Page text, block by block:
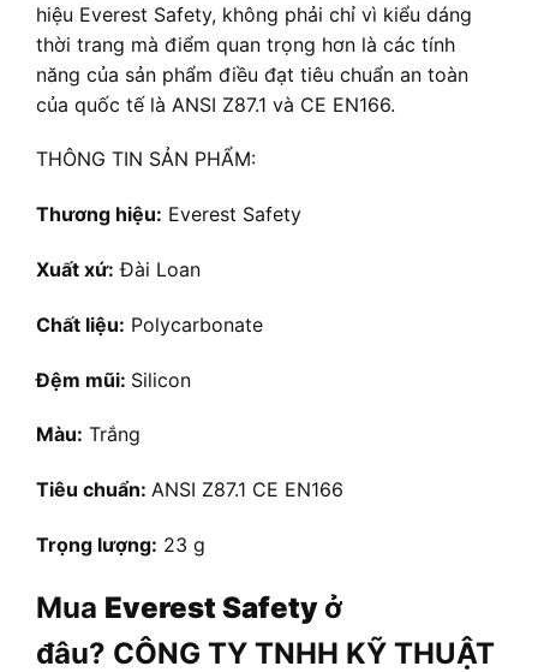
hiệu Everest Safety, không phải chỉ vì kiểu dáng
thời trang mà điểm quan trọng hơn là các tính
năng của sản phẩm điều đạt tiêu chuẩn an toàn
của quốc tế là ANSI Z87.1 và CE EN166.
THÔNG TIN SẢN PHẨM:
Thương hiệu: Everest Safety
Xuất xứ: Đài Loan
Chất liệu: Polycarbonate
Đệm mũi: Silicon
Màu: Trắng
Tiêu chuẩn: ANSI Z87.1 CE EN166
Trọng lượng: 23 g
Mua Everest Safety ở
đâu? CÔNG TY TNHH KỸ THUẬT